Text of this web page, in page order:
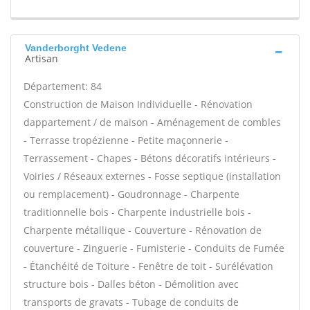
Vanderborght Vedene
Artisan
Département: 84
Construction de Maison Individuelle - Rénovation
dappartement / de maison - Aménagement de combles
- Terrasse tropézienne - Petite maçonnerie -
Terrassement - Chapes - Bétons décoratifs intérieurs -
Voiries / Réseaux externes - Fosse septique (installation
ou remplacement) - Goudronnage - Charpente
traditionnelle bois - Charpente industrielle bois -
Charpente métallique - Couverture - Rénovation de
couverture - Zinguerie - Fumisterie - Conduits de Fumée
- Étanchéité de Toiture - Fenêtre de toit - Surélévation
structure bois - Dalles béton - Démolition avec
transports de gravats - Tubage de conduits de